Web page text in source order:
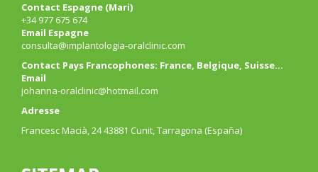
Contact Espagne (Mari)
+34 977 675 674
Email Espagne
consulta@implantologia-oralclinic.com
Contact Pays Francophones: France, Belgique, Suisse…
Email
johanna-oralclinic@hotmail.com
Adresse
Francesc Macià, 24 43881 Cunit, Tarragona (España)